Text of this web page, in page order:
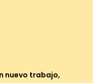
nuevo trabajo,